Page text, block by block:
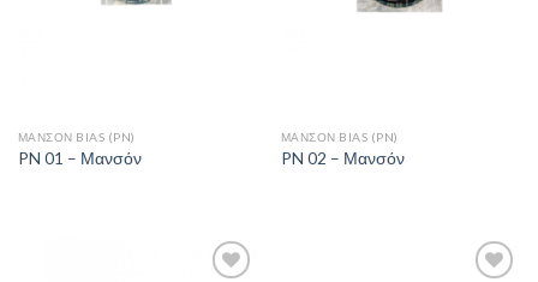
ΜΑΝΣΌΝ BIAS (PN)
PN 01 – Μανσόν
ΜΑΝΣΌΝ BIAS (PN)
PN 02 – Μανσόν